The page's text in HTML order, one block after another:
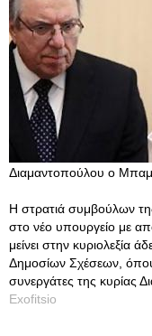
Διαμαντοπούλου ο
Η στρατιά συμβούλων
στο νέο υπουργείο με
μείνει στην κυριολεξία
Δημοσίων Σχέσεων,
συνεργάτες της κυρίας
Exofitsio